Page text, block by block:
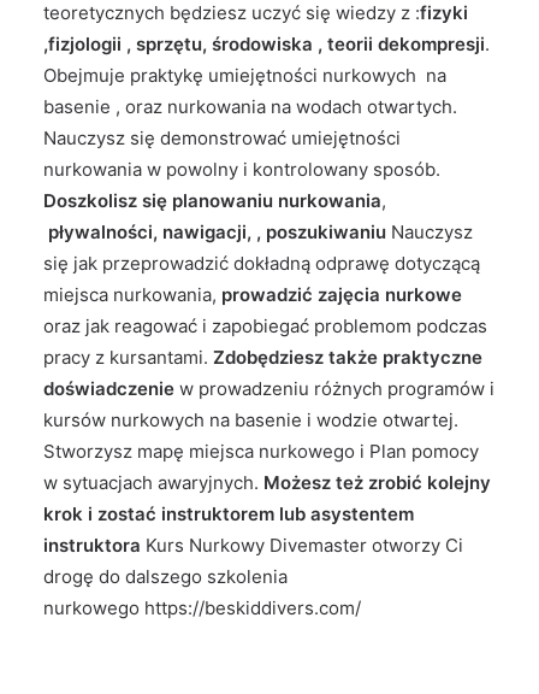
teoretycznych będziesz uczyć się wiedzy z :fizyki
,fizjologii , sprzętu, środowiska , teorii dekompresji.
Obejmuje praktykę umiejętności nurkowych na
basenie , oraz nurkowania na wodach otwartych.
Nauczysz się demonstrować umiejętności
nurkowania w powolny i kontrolowany sposób.
Doszkolisz się planowaniu nurkowania,
pływalności, nawigacji, , poszukiwaniu Nauczysz
się jak przeprowadzić dokładną odprawę dotyczącą
miejsca nurkowania, prowadzić zajęcia nurkowe
oraz jak reagować i zapobiegać problemom podczas
pracy z kursantami. Zdobędziesz także praktyczne
doświadczenie w prowadzeniu różnych programów i
kursów nurkowych na basenie i wodzie otwartej.
Stworzysz mapę miejsca nurkowego i Plan pomocy
w sytuacjach awaryjnych. Możesz też zrobić kolejny
krok i zostać instruktorem lub asystentem
instruktora Kurs Nurkowy Divemaster otworzy Ci
drogę do dalszego szkolenia
nurkowego https://beskiddivers.com/